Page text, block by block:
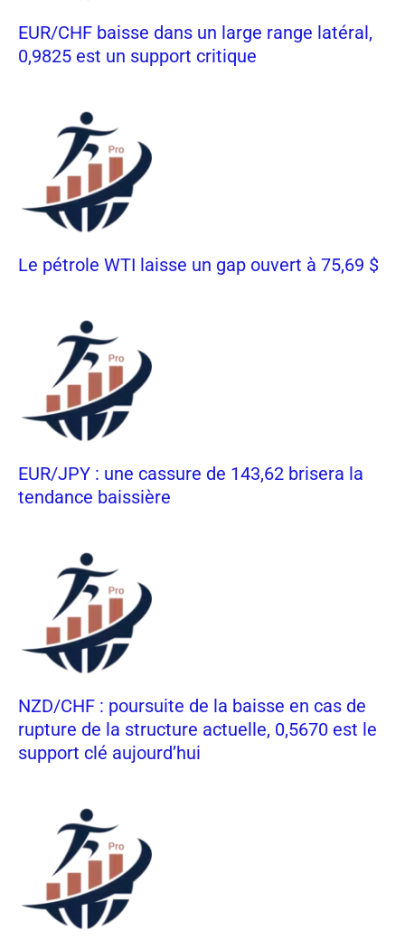
EUR/CHF baisse dans un large range latéral,
0,9825 est un support critique
Le pétrole WTI laisse un gap ouvert à 75,69 $
EUR/JPY : une cassure de 143,62 brisera la
tendance baissière
NZD/CHF : poursuite de la baisse en cas de
rupture de la structure actuelle, 0,5670 est le
support clé aujourd’hui